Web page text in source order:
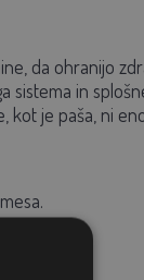
da ohranijo
sistema in
kot je paša, ni